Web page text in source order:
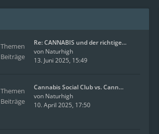
Themen
Beiträge
Re: CANNABIS und der richtige…
von Naturhigh
13. Juni 2025, 15:49
Themen
Beiträge
Cannabis Social Club vs. Cann…
von Naturhigh
10. April 2025, 17:50